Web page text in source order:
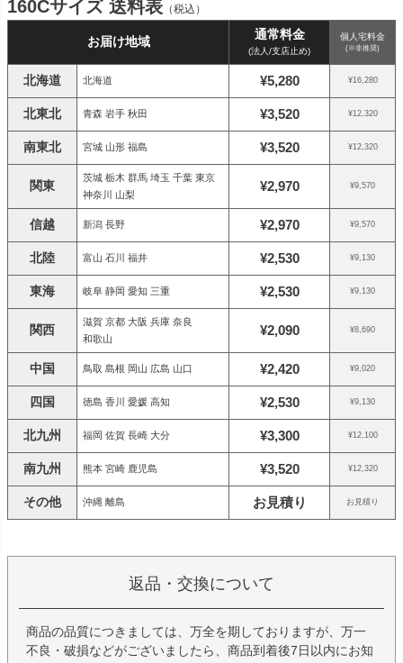
160Cサイズ 送料表 （税込）
お届け地域 通常料金
(法人/支店止め)
個人宅料金
(※非推奨)
北海道 北海道 ¥5,280 ¥16,280
北東北 青森 岩手 秋田 ¥3,520 ¥12,320
南東北 宮城 山形 福島 ¥3,520 ¥12,320
関東
茨城 栃木 群馬 埼玉 千葉 東京
神奈川 山梨
¥2,970 ¥9,570
信越 新潟 長野 ¥2,970 ¥9,570
北陸 富山 石川 福井 ¥2,530 ¥9,130
東海 岐阜 静岡 愛知 三重 ¥2,530 ¥9,130
関西
滋賀 京都 大阪 兵庫 奈良
和歌山
¥2,090 ¥8,690
中国 鳥取 島根 岡山 広島 山口 ¥2,420 ¥9,020
四国 徳島 香川 愛媛 高知 ¥2,530 ¥9,130
北九州 福岡 佐賀 長崎 大分 ¥3,300 ¥12,100
南九州 熊本 宮崎 鹿児島 ¥3,520 ¥12,320
その他 沖縄 離島 お見積り お見積り
返品・交換について
商品の品質につきましては、万全を期しておりますが、万一
不良・破損などがございましたら、商品到着後7日以内にお知